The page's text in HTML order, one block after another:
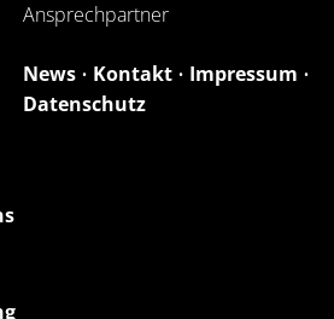
Ansprechpartner
News • Kontakt • Impressum •
Datenschutz